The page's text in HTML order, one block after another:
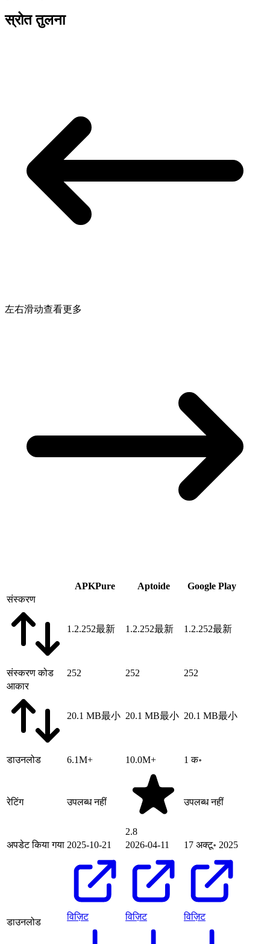
स्रोत तुलना
左右滑动查看更多
APKPure Aptoide
Google Play
संस्करण
1.2.252最新 1.2.252最新 1.2.252最新
संस्करण कोड 252 252
252
आकार
20.1 MB最小 20.1 MB最小 20.1 MB最小
डाउनलोड 6.1M+ 10.0M+ 1 क॰
रेटिंग उपलब्ध नहीं
2.8
उपलब्ध नहीं
अपडेट किया गया 2025-10-21 2026-04-11 17 अक्टू॰ 2025
डाउनलोड
विज़िट विज़िट विज़िट